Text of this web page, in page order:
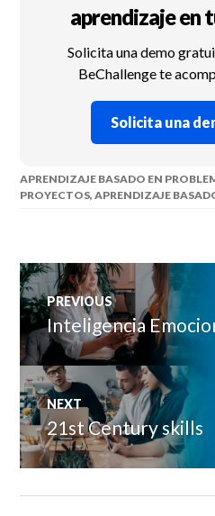
aprendizaje en
Solicita una demo
BeChallenge te
Solicita una
APRENDIZAJE BASADO EN
PROYECTOS,APRENDIZAJE
Navegación
de
entradas
PREVIOUS
Previous
post:
Inteligencia
NEXT
Next
post:
21st Century skills